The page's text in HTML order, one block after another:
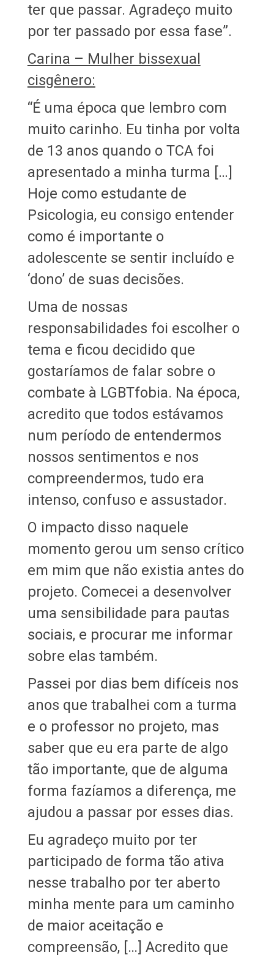
ter que passar. Agradeço muito
por ter passado por essa fase”.
Carina – Mulher bissexual
cisgênero:
“É uma época que lembro com
muito carinho. Eu tinha por volta
de 13 anos quando o TCA foi
apresentado a minha turma […]
Hoje como estudante de
Psicologia, eu consigo entender
como é importante o
adolescente se sentir incluído e
‘dono’ de suas decisões.
Uma de nossas
responsabilidades foi escolher o
tema e ficou decidido que
gostaríamos de falar sobre o
combate à LGBTfobia. Na época,
acredito que todos estávamos
num período de entendermos
nossos sentimentos e nos
compreendermos, tudo era
intenso, confuso e assustador.
O impacto disso naquele
momento gerou um senso crítico
em mim que não existia antes do
projeto. Comecei a desenvolver
uma sensibilidade para pautas
sociais, e procurar me informar
sobre elas também.
Passei por dias bem difíceis nos
anos que trabalhei com a turma
e o professor no projeto, mas
saber que eu era parte de algo
tão importante, que de alguma
forma fazíamos a diferença, me
ajudou a passar por esses dias.
Eu agradeço muito por ter
participado de forma tão ativa
nesse trabalho por ter aberto
minha mente para um caminho
de maior aceitação e
compreensão, […] Acredito que